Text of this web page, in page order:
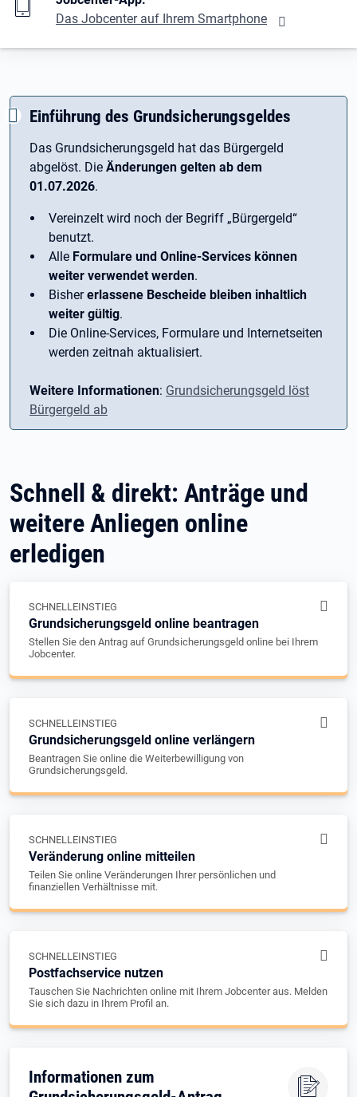
Das Jobcenter auf Ihrem Smartphone
Einführung des Grundsicherungsgeldes
Das Grundsicherungsgeld hat das Bürgergeld
abgelöst. Die Änderungen gelten ab dem
01.07.2026.
Vereinzelt wird noch der Begriff ­„Bürgergeld“
benutzt.
Alle Formulare und Online-Services können
weiter verwendet werden.
Bishererlassene Bescheide bleiben inhaltlich
weiter gültig.
Die Online-Services, Formulare und Internetseiten
werden zeitnah aktualisiert.
Weitere Informationen: Grundsicherungsgeld löst
Bürgergeld ab
Schnell & direkt: Anträge und
weitere Anliegen online
erledigen
SCHNELLEINSTIEG
Grundsicherungsgeld online beantragen
Stellen Sie den Antrag auf Grundsicherungsgeld online bei Ihrem
Jobcenter.
SCHNELLEINSTIEG
Grundsicherungsgeld online verlängern
Beantragen Sie online die Weiterbewilligung von
Grundsicherungsgeld.
SCHNELLEINSTIEG
Veränderung online mitteilen
Teilen Sie online Veränderungen Ihrer persönlichen und
finanziellen Verhältnisse mit.
SCHNELLEINSTIEG
Postfachservice nutzen
Tauschen Sie Nachrichten online mit Ihrem Jobcenter aus. Melden
Sie sich dazu in Ihrem Profil an.
Informationen zum